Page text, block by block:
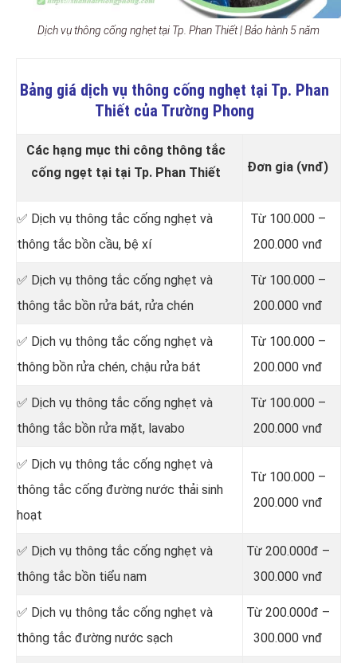
Dịch vụ thông cống nghẹt tại Tp. Phan Thiết | Bảo hành 5 năm
Bảng giá dịch vụ thông cống nghẹt tại Tp. Phan
Thiết của Trường Phong
Các hạng mục thi công thông tắc
cống ngẹt tại tại Tp. Phan Thiết
Đơn gia (vnđ)
✅ Dịch vụ thông tắc cống nghẹt và
thông tắc bồn cầu, bệ xí
Từ 100.000 –
200.000 vnđ
✅ Dịch vụ thông tắc cống nghẹt và
thông tắc bồn rửa bát, rửa chén
Từ 100.000 –
200.000 vnđ
✅ Dịch vụ thông tắc cống nghẹt và
thông bồn rửa chén, chậu rửa bát
Từ 100.000 –
200.000 vnđ
✅ Dịch vụ thông tắc cống nghẹt và
thông tắc bồn rửa mặt, lavabo
Từ 100.000 –
200.000 vnđ
‎✅ Dịch vụ thông tắc cống nghẹt và
thông tắc cống đường nước thải sinh
hoạt
Từ 100.000 –
200.000 vnđ
✅ Dịch vụ thông tắc cống nghẹt và
thông tắc bồn tiểu nam
Từ 200.000đ –
300.000 vnđ
✅ Dịch vụ thông tắc cống nghẹt và
thông tắc đường nước sạch
Từ 200.000đ –
300.000 vnđ